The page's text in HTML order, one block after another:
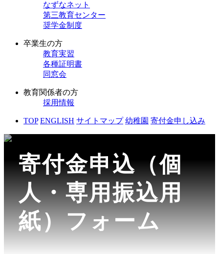
なずなネット
第三教育センター
奨学金制度
卒業生の方
教育実習
各種証明書
同窓会
教育関係者の方
採用情報
TOP ENGLISH サイトマップ 幼稚園 寄付金申し込み
寄付金申込（個
人・専用振込用
紙）フォーム